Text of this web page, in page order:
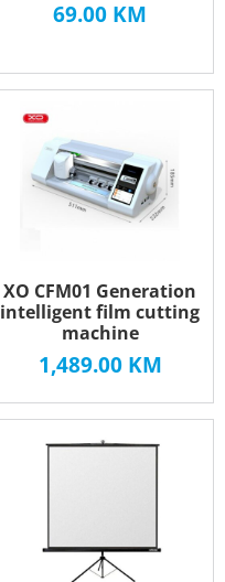
69.00 KM
XO CFM01 Generation
intelligent film cutting
machine
1,489.00 KM